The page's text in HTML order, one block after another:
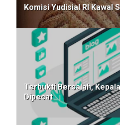
Komisi Yudisial RI Kawal
Terbukti Bersalah,
Dipecat